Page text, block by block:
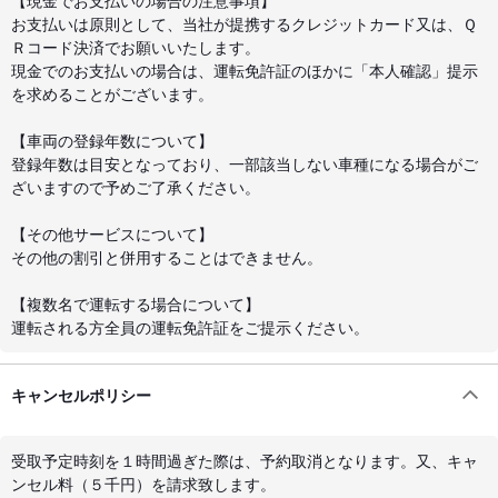
お支払いは原則として、当社が提携するクレジットカード又は、Ｑ
Ｒコード決済でお願いいたします。
現金でのお支払いの場合は、運転免許証のほかに「本人確認」提示
を求めることがございます。
【車両の登録年数について】
登録年数は目安となっており、一部該当しない車種になる場合がご
ざいますので予めご了承ください。
【その他サービスについて】
その他の割引と併用することはできません。
【複数名で運転する場合について】
運転される方全員の運転免許証をご提示ください。
キャンセルポリシー
受取予定時刻を１時間過ぎた際は、予約取消となります。又、キャ
ンセル料（５千円）を請求致します。